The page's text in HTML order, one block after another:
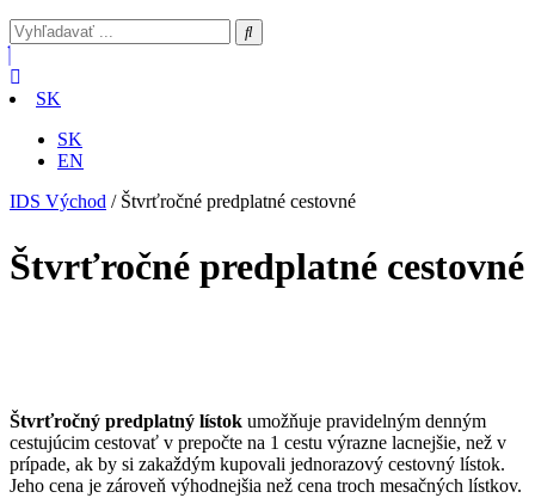
SK
SK
EN
IDS Východ / Štvrťročné predplatné cestovné
Štvrťročné predplatné cestovné
Štvrťročný predplatný lístok umožňuje pravidelným denným
cestujúcim cestovať v prepočte na 1 cestu výrazne lacnejšie, než v
prípade, ak by si zakaždým kupovali jednorazový cestovný lístok.
Jeho cena je zároveň výhodnejšia než cena troch mesačných lístkov.